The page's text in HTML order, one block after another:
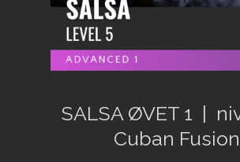
SALSA ØVET 1 |
Cuban Fusion